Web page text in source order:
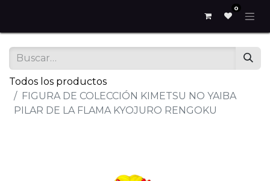
0
Todos los productos
FIGURA DE COLECCIÓN KIMETSU NO YAIBA
PILAR DE LA FLAMA KYOJURO RENGOKU